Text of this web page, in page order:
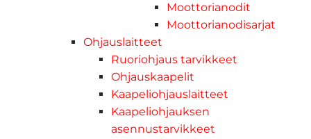
Moottorianodit
Moottorianodisarjat
Ohjauslaitteet
Ruoriohjaus tarvikkeet
Ohjauskaapelit
Kaapeliohjauslaitteet
Kaapeliohjauksen
asennustarvikkeet